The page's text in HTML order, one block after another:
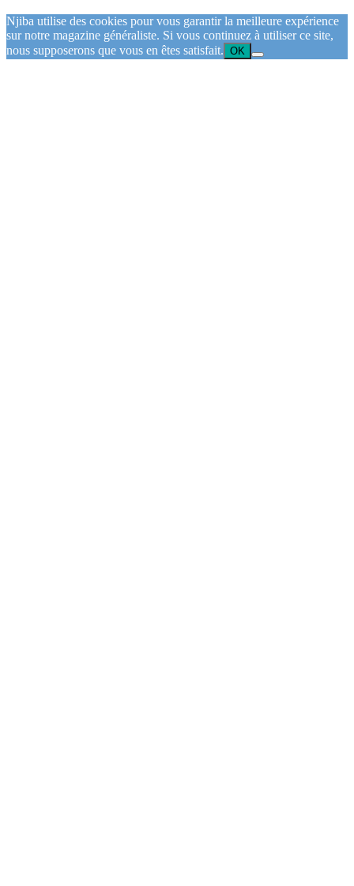
Njiba utilise des cookies pour vous garantir la meilleure expérience
sur notre magazine généraliste. Si vous continuez à utiliser ce site,
nous supposerons que vous en êtes satisfait. OK